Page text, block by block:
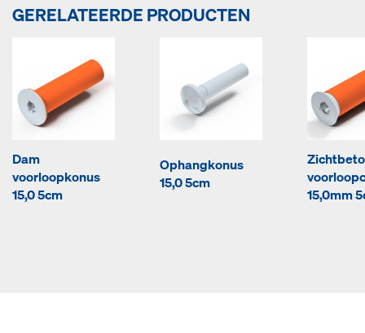
GERELATEERDE PRODUCTEN
Dam
voorloopkonus
15,0 5cm
Ophangkonus
15,0 5cm
15,0mm